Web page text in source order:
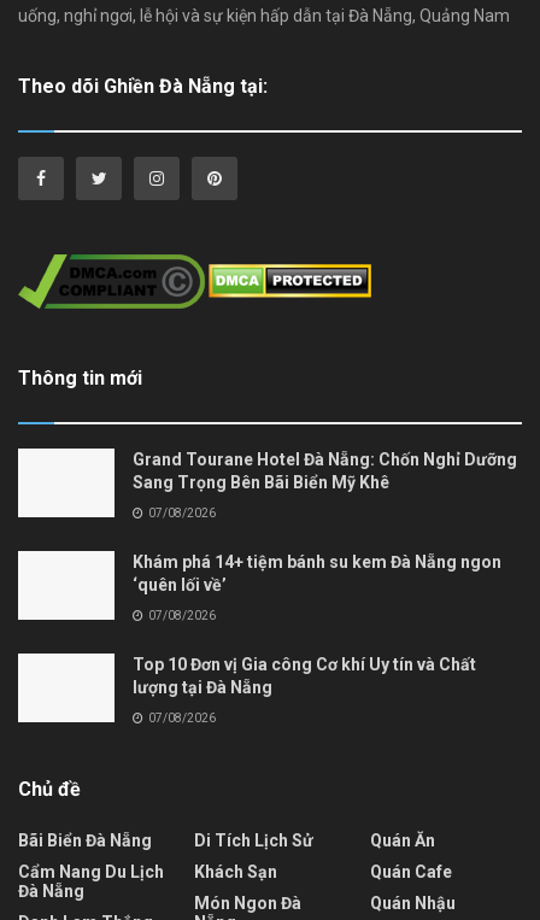
uống, nghỉ ngơi, lễ hội và sự kiện hấp dẫn tại Đà Nẵng, Quảng Nam
Theo dõi Ghiền Đà Nẵng tại:
Thông tin mới
Grand Tourane Hotel Đà Nẵng: Chốn Nghỉ Dưỡng
Sang Trọng Bên Bãi Biển Mỹ Khê
07/08/2026
Khám phá 14+ tiệm bánh su kem Đà Nẵng ngon
‘quên lối về’
07/08/2026
Top 10 Đơn vị Gia công Cơ khí Uy tín và Chất
lượng tại Đà Nẵng
07/08/2026
Chủ đề
Bãi Biển Đà Nẵng
Cẩm Nang Du Lịch
Đà Nẵng
Di Tích Lịch Sử
Khách Sạn
Món Ngon Đà
Quán Ăn
Quán Cafe
Quán Nhậu